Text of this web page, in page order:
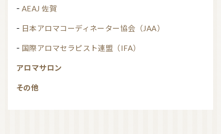
AEAJ 佐賀
日本アロマコーディネーター協会（JAA）
国際アロマセラピスト連盟（IFA）
アロマサロン
その他